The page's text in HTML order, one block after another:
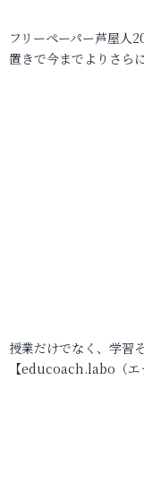
フリーペーパー芦屋人
置きで今までよりさら
授業だけでなく、学習
【educoach.labo（